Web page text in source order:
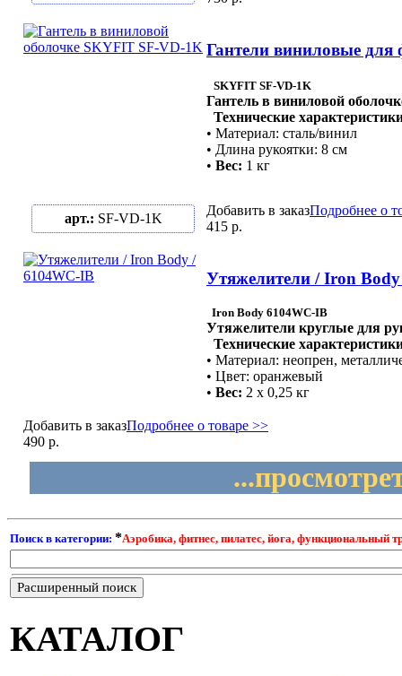
Гантели виниловые
SKYFIT SF-VD-1K
Гантель в виниловой
Технические
• Материал: сталь/винил
• Длина рукоятки: 8 см
• Вес: 1 кг
арт.: SF-VD-1K
Добавить в заказПодробнее о
415 р.
Утяжелители / Iron
Iron Body 6104WC-IB
Утяжелители круглые для
Технические
• Материал: неопрен,
• Цвет: оранжевый
• Вес: 2 х 0,25 кг
Добавить в заказПодробнее о товаре >>
490 р.
Поиск в категории: *Аэробика, фитнес, пилатес, йога, функциональный
Расширенный поиск
КАТАЛОГ